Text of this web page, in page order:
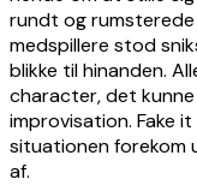
rundt og rumsterede
medspillere stod
blikke til hinanden.
character, det
improvisation. Fake
situationen forekom
af.